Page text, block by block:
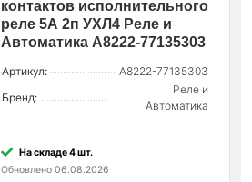
контактов исполнительного
реле 5А 2п УХЛ4 Реле и
Автоматика A8222-77135303
Артикул:
A8222-77135303
Бренд:
Реле и
Автоматика
На складе 4 шт.
Обновлено 06.08.2026